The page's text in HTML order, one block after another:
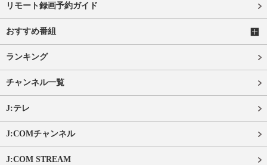
リモート録画予約ガイド
おすすめ番組
ランキング
チャンネル一覧
J:テレ
J:COMチャンネル
J:COM STREAM